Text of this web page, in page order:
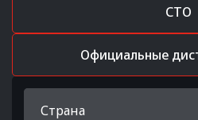
СТО
Официальные
Страна